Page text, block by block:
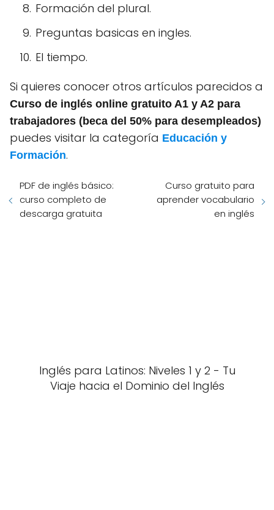
Formación del plural.
Preguntas basicas en ingles.
El tiempo.
Si quieres conocer otros artículos parecidos a
Curso de inglés online gratuito A1 y A2 para
trabajadores (beca del 50% para desempleados)
puedes visitar la categoría Educación y
Formación.
PDF de inglés básico:
curso completo de
descarga gratuita
Curso gratuito para
aprender vocabulario
en inglés
Inglés para Latinos: Niveles 1 y 2 - Tu
Viaje hacia el Dominio del Inglés